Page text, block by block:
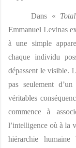
Dans «
Emmanuel Levinas
à une simple
chaque individu
dépassent le visible.
pas seulement
véritables
commence à
l’intelligence où à la
hiérarchie